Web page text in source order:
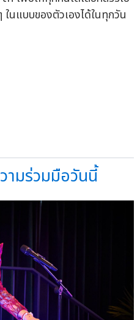
ในแบบของตัวเองได้ในทุกวัน
ามร่วมมือวันนี้